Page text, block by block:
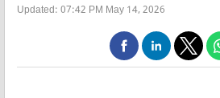
Updated: 07:42 PM May 14, 2026